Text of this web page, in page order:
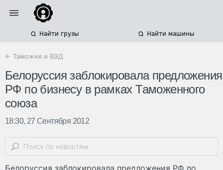
Найти грузы Найти машины
← Таможня и ВЭД
Белоруссия заблокировала предложения
РФ по бизнесу в рамках Таможенного
союза
18:30, 27 Сентября 2012